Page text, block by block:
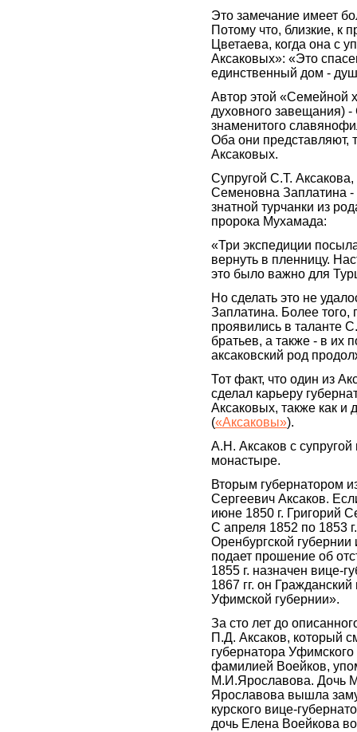
Это замечание имеет
Потому что, близкие, к
Цветаева, когда она с
Аксаковых»: «Это
единственный дом -
Автор этой «Семейной
духовного завещания)
знаменитого
Оба они представляют,
Аксаковых.
Супругой С.Т.
Семеновна Заплатина -
знатной турчанки из
пророка Мухамада:
«Три экспедиции
вернуть в пленницу.
это было важно для
Но сделать это не
Заплатина. Более того,
проявились в таланте
братьев, а также - в их
аксаковский род
Тот факт, что один из
сделал карьеру
Аксаковых, также как и
(«Аксаковы»).
А.Н. Аксаков с
монастыре.
Вторым губернатором
Сергеевич Аксаков.
июне 1850 г. Григорий
С апреля 1852 по 1853
Оренбургской
подает прошение об
1855 г. назначен вице-
1867 гг. он
Уфимской губернии».
За сто лет до
П.Д. Аксаков, который
губернатора
фамилией Воейков,
М.И.Ярославова. Дочь
Ярославова вышла
курского вице-
дочь Елена Воейкова